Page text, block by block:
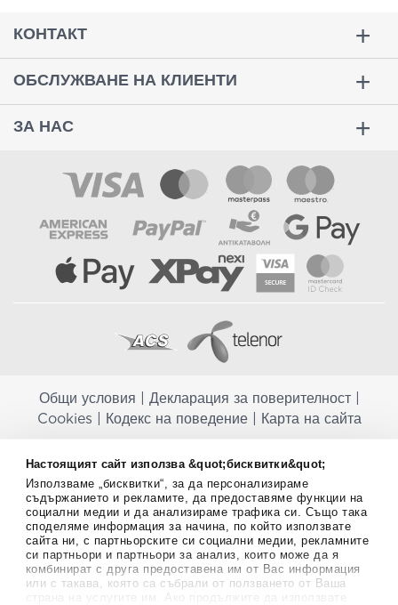
Настоящият сайт използва &quot;бисквитки&quot;
Използваме „бисквитки“, за да персонализираме
съдържанието и рекламите, да предоставяме функции на
социални медии и да анализираме трафика си. Също така
споделяме информация за начина, по който използвате
сайта ни, с партньорските си социални медии, рекламните
си партньори и партньори за анализ, които може да я
комбинират с друга предоставена им от Вас информация
или с такава, която са събрали от ползването от Ваша
страна на услугите им. Ако продължите да използвате
КОНТАКТ
ОБСЛУЖВАНЕ НА КЛИЕНТИ
ЗА НАС
Общи условия Декларация за поверителност|
Cookies
Кодекс на поведение| Карта на сайта
заместват балансираната диета и не са предназначени за
профилактика, лечение или лечение на човешки заболявания.
Консултирайте се с Вашия лекар, ако сте бременна, кърмите,
приемате лекарства или имате някакви здравословни проблеми,
преди да използвате някаква хранителна добавка. Непрекъснато се
стремим да ви предоставяме точна и валидна информация. Ако
имате някакви въпроси или коментари относно тях, моля свържете
се с нас.